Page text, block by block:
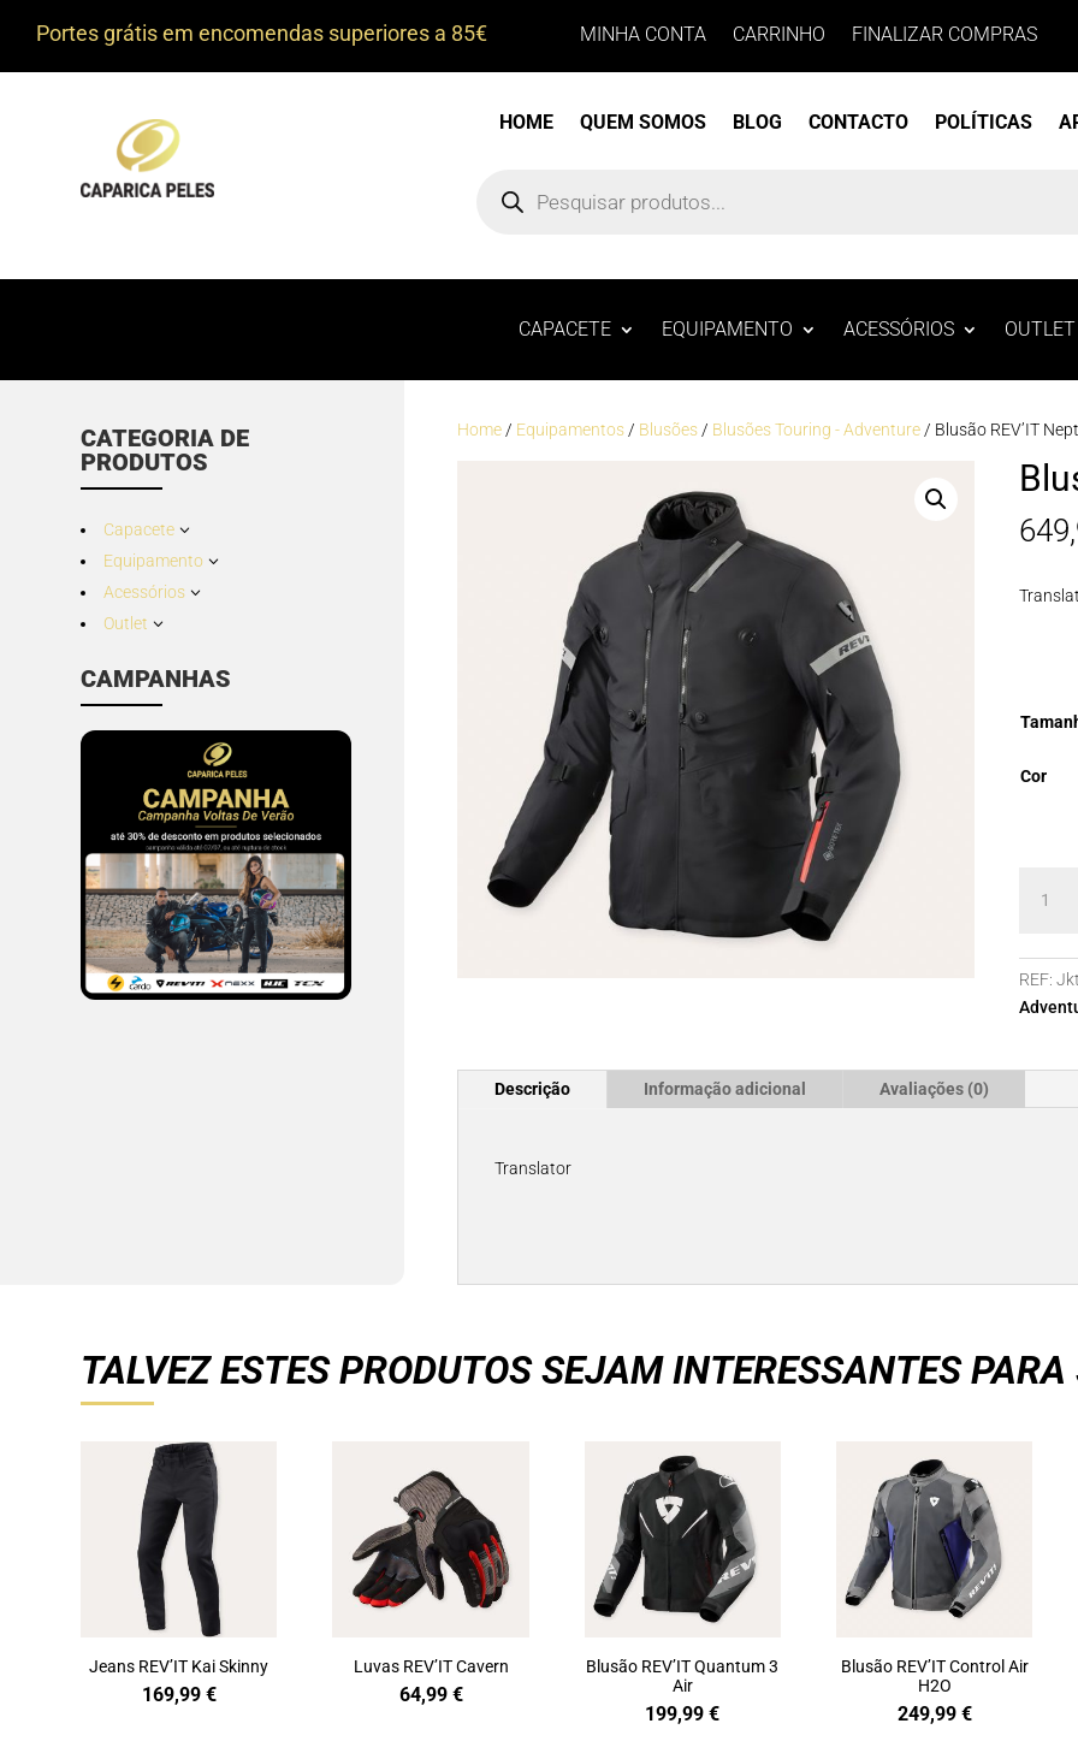
Portes grátis em encomendas superiores a 85€ MINHA CONTA CARRINHO FINALIZAR COMPRAS
HOME QUEM SOMOS BLOG CONTACTO POLÍTICAS
search
CAPACETE EQUIPAMENTO ACESSÓRIOS OUTLET
CATEGORIA DE
PRODUTOS
Capacete 3
Equipamento 3
Acessórios 3
Outlet 3
CAMPANHAS
Home / Equipamentos / Blusões / Blusões Touring - Adventure / Blusão REV’IT
Cor
REV'IT
Neptune
3
REF:
Descrição Informação adicional Avaliações (0)
Translator
TALVEZ ESTES PRODUTOS SEJAM INTERESSANTES PARA
Jeans REV’IT Kai Skinny
169,99 €
Luvas REV’IT Cavern
64,99 €
Blusão REV’IT Quantum 3
Air
199,99€
Blusão REV’IT Control Air
H2O
249,99 €